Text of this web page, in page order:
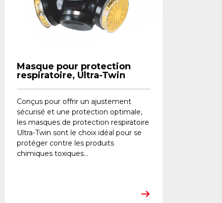
Masque pour protection
respiratoire, Ultra-Twin
Conçus pour offrir un ajustement
sécurisé et une protection optimale,
les masques de protection respiratoire
Ultra-Twin sont le choix idéal pour se
protéger contre les produits
chimiques toxiques...